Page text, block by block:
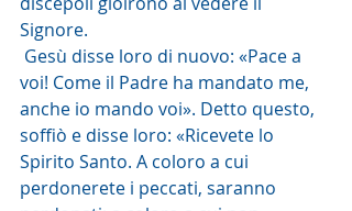
Signore.
Gesù disse loro di nuovo: «Pace a
voi! Come il Padre ha mandato me,
anche io mando voi». Detto questo,
soffiò e disse loro: «Ricevete lo
Spirito Santo. A coloro a cui
perdonerete i peccati, saranno